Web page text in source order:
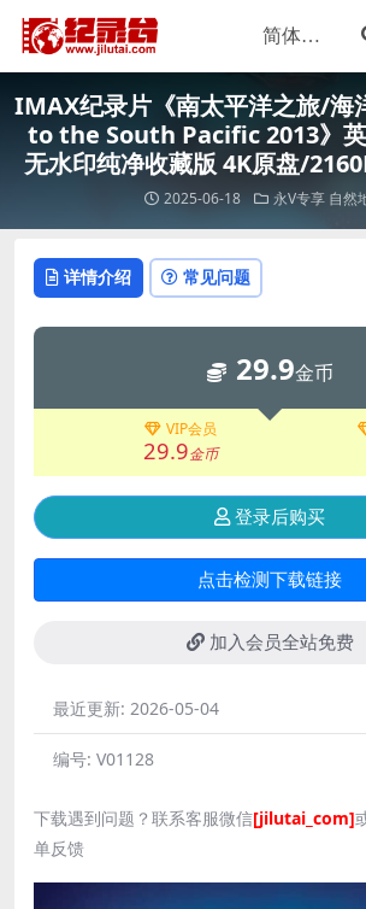
IMAX纪录片《南太平洋之旅/海
to the South Pacific 2013》
无水印纯净收藏版 4K原盘/
2025-06-18 永V专享 自然
详情介绍 常见问题
29.9金币
VIP会员
29.9金币
登录后购买
点击检测下载链接
加入会员全站免费
最近更新: 2026-05-04
编号: V01128
下载遇到问题？联系客服微信[jilutai_com]
单反馈